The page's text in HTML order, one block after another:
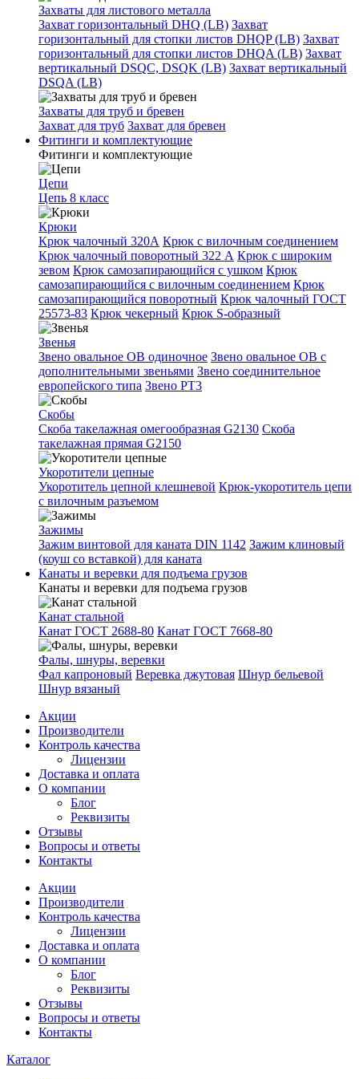
Захваты для листового металла
Захват горизонтальный DHQ (LB) Захват
горизонтальный для стопки листов DHQP (LB) Захват
горизонтальный для стопки листов DHQA (LB) Захват
вертикальный DSQC, DSQK (LB) Захват вертикальный
DSQA (LB)
Захваты для труб и бревен
Захват для труб Захват для бревен
Фитинги и комплектующие
Фитинги и комплектующие
Цепи
Цепь 8 класс
Крюки
Крюк чалочный 320А Крюк с вилочным соединением
Крюк чалочный поворотный 322 А Крюк с широким
зевом Крюк самозапирающийся с ушком Крюк
самозапирающийся с вилочным соединением Крюк
самозапирающийся поворотный Крюк чалочный ГОСТ
25573-83 Крюк чекерный Крюк S-образный
Звенья
Звено овальное OB одиночное Звено овальное ОВ с
дополнительными звеньями Звено соединительное
европейского типа Звено РТ3
Скобы
Скоба такелажная омегообразная G2130 Скоба
такелажная прямая G2150
Укоротители цепные
Укоротитель цепной клешневой Крюк-укоротитель цепи
с вилочным разъемом
Зажимы
Зажим винтовой для каната DIN 1142 Зажим клиновый
(коуш со вставкой) для каната
Канаты и веревки для подъема грузов
Канаты и веревки для подъема грузов
Канат стальной
Канат ГОСТ 2688-80 Канат ГОСТ 7668-80
Фалы, шнуры, веревки
Фал капроновый Веревка джутовая Шнур бельевой
Шнур вязаный
Акции
Производители
Контроль качества
Лицензии
Доставка и оплата
О компании
Блог
Реквизиты
Отзывы
Вопросы и ответы
Контакты
Акции
Производители
Контроль качества
Лицензии
Доставка и оплата
О компании
Блог
Реквизиты
Отзывы
Вопросы и ответы
Контакты
Каталог